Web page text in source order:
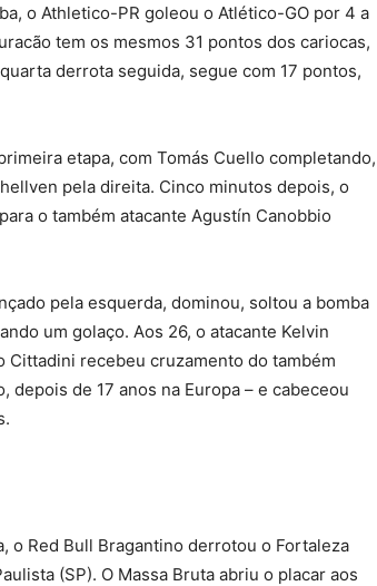
o Athletico-PR goleou o Atlético-GO por 4 a
tem os mesmos 31 pontos dos cariocas,
derrota seguida, segue com 17 pontos,
etapa, com Tomás Cuello completando,
pela direita. Cinco minutos depois, o
o também atacante Agustín Canobbio
pela esquerda, dominou, soltou a bomba
um golaço. Aos 26, o atacante Kelvin
Cittadini recebeu cruzamento do também
de 17 anos na Europa – e cabeceou
o Red Bull Bragantino derrotou o Fortaleza
(SP). O Massa Bruta abriu o placar aos